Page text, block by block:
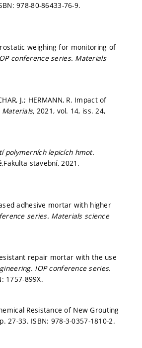
978-80-86433-76-9.
weighing for monitoring of
conference series. Materials
J.; HERMANN, R. Impact of
Materials, 2021, vol. 14, iss. 24,
polymerních lepicích hmot.
stavební, 2021.
adhesive mortar with higher
series. Materials science
repair mortar with the use
IOP conference series.
1757-899X.
Resistance of New Grouting
p. 27-33. ISBN: 978-3-0357-1810-2.